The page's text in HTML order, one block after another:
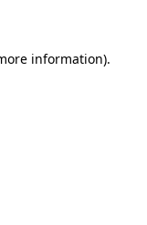
information).